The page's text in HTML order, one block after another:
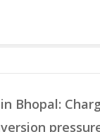
Bhopal: